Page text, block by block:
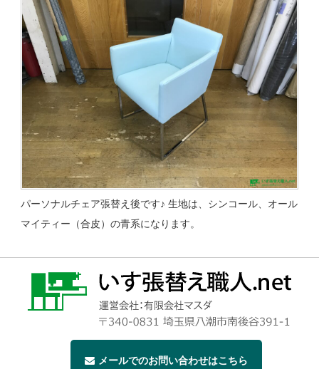
パーソナルチェア張替え後です♪ 生地は、シンコール、オール
マイティー（合皮）の青系になります。
メールでのお問い合わせはこちら